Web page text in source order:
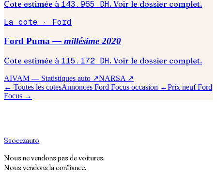
Cote estimée à 143.965 DH. Voir le dossier complet.
La cote · Ford
Ford Puma — millésime2020
Cote estimée à 115.172 DH. Voir le dossier complet.
AIVAM — Statistiques auto ↗NARSA ↗
← Toutes les cotesAnnonces Ford Focus occasion →Prix neufFord
Focus →
Ssoeezauto
Nous ne vendons pas de voitures.
Nous vendons la confiance.